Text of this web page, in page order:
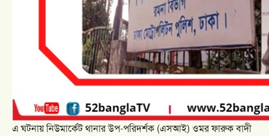
এ ঘটনায় নিউমার্কেট থানার উপ-পরিদর্শক (এসআই) ওমর ফারুক বাদী